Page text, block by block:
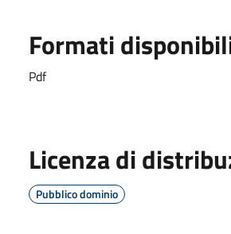
Formati
Pdf
Licenza di
Pubblico dominio